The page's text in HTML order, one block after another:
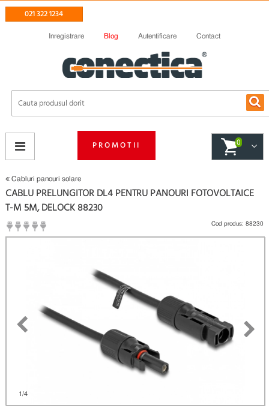
021 322 1234
Inregistrare Blog Autentificare Contact
PROMOTII 0
Cabluri panouri solare
1/4
CABLU PRELUNGITOR DL4 PENTRU PANOURI FOTOVOLTAICE
T-M 5M, DELOCK 88230
(
Cod produs: 88230